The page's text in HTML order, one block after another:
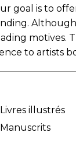
goal is to
Although
motives.
to artists
Livres illustrés
Manuscrits